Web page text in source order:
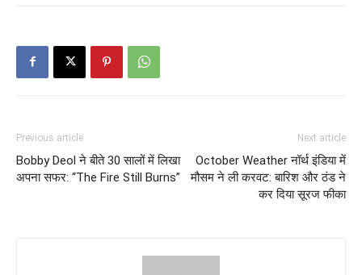
Previous article
Bobby Deol ने बीते 30 सालों में लिखा
अपना सफर: “The Fire Still Burns”
Next article
October Weather नॉर्थ इंडिया में
मौसम ने ली करवट: बारिश और ठंड ने
कर दिया सूरज फीका